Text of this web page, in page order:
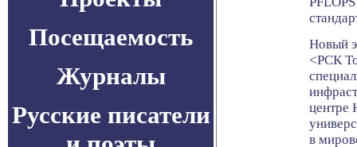
Посещаемость
Журналы
Русские писатели
Новый
<РСК
центре
в